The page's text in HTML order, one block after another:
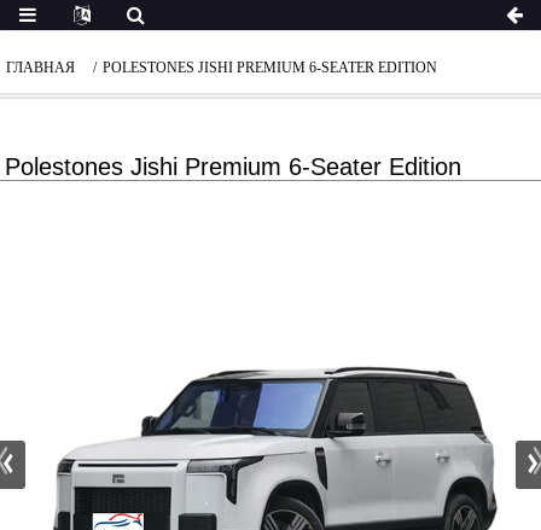
ГЛАВНАЯ POLESTONES JISHI PREMIUM 6-SEATER EDITION
Polestones Jishi Premium 6-Seater Edition